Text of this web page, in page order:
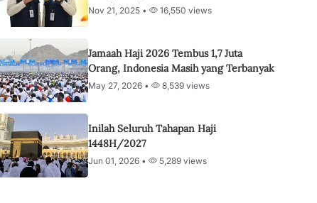
Nov 21, 2025 • 16,550 views
Jamaah Haji 2026 Tembus 1,7 Juta
Orang, Indonesia Masih yang Terbanyak
May 27, 2026 • 8,539 views
Inilah Seluruh Tahapan Haji
1448H/2027
Jun 01, 2026 • 5,289 views